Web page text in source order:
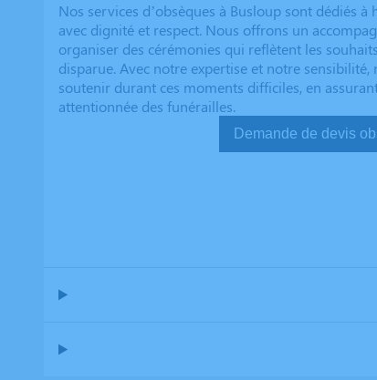
Nos services d’obsèques à Busloup sont dédiés
avec dignité et respect. Nous offrons un
organiser des cérémonies qui reflètent les
disparue. Avec notre expertise et notre
soutenir durant ces moments difficiles, en
attentionnée des funérailles.